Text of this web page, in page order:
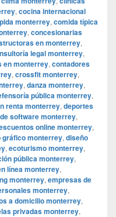
, cocina internacional
monterrey, comida típica
, concesionarias
en monterrey,
legal monterrey,
en monterrey, contadores
, crossfit monterrey,
, danza monterrey,
pública monterrey,
renta monterrey, deportes
software monterrey,
online monterrey,
gráfico monterrey, diseño
, ecoturismo monterrey,
pública monterrey,
línea monterrey,
monterrey, empresas de
monterrey,
a domicilio monterrey,
privadas monterrey,